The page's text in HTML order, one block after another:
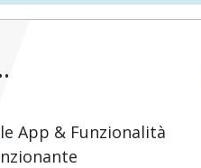
App & Funzionalità